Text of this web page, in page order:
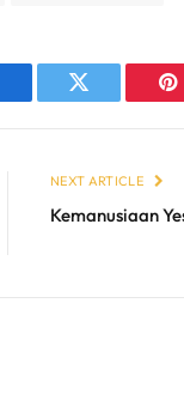
Twitter
NEXT ARTICLE
Kemanusiaan